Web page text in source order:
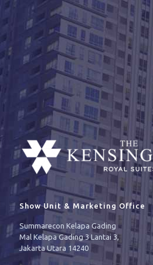
Show Unit & Marketing Office
Summarecon Kelapa Gading
Mal Kelapa Gading 3 Lantai 3,
Jakarta Utara 14240